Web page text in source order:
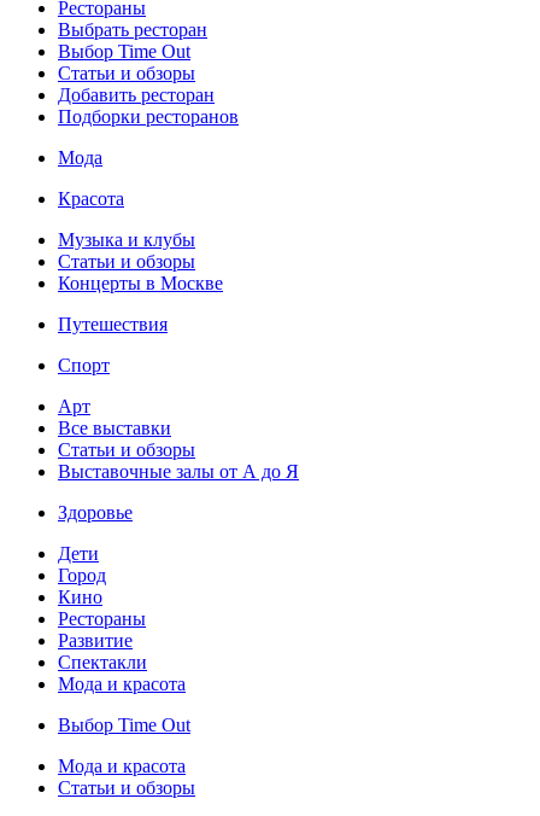
Рестораны
Выбрать ресторан
Выбор Time Out
Статьи и обзоры
Добавить ресторан
Подборки ресторанов
Мода
Красота
Музыка и клубы
Статьи и обзоры
Концерты в Москве
Путешествия
Спорт
Арт
Все выставки
Статьи и обзоры
Выставочные залы от А до Я
Здоровье
Дети
Город
Кино
Рестораны
Развитие
Спектакли
Мода и красота
Выбор Time Out
Мода и красота
Статьи и обзоры